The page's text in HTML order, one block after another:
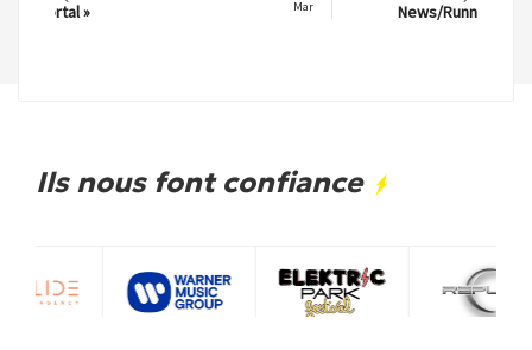
News/Running Order
Ils nous font confiance